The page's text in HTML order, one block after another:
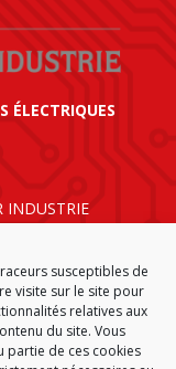
susceptibles de
visite sur le site pour
relatives aux
du site. Vous
partie de ces cookies
ÉLECTRIQUES
INDUSTRIE
EXUPÉRY